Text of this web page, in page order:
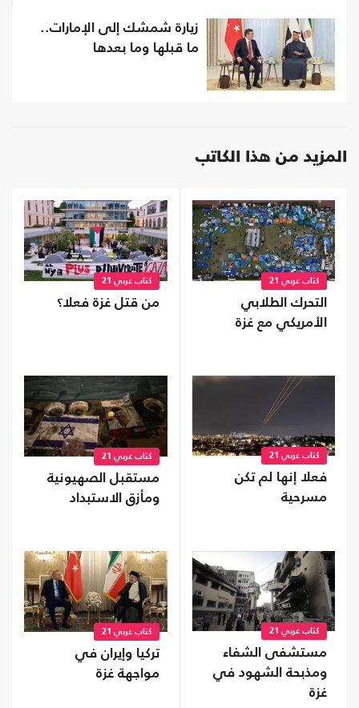
زيارة شمشك إلى الإمارات..
ما قبلها وما بعدها
المزيد من هذا الكاتب
كتاب عربي 21
التحرك الطلابي
الأمريكي مع غزة
كتاب عربي 21
من قتل غزة فعلا؟
كتاب عربي 21
فعلا إنها لم تكن
مسرحية
كتاب عربي 21
مستقبل الصهيونية
ومأزق الاستبداد
كتاب عربي 21
مستشفى الشفاء
ومذبحة الشهود في
غزة
كتاب عربي 21
تركيا وإيران في
مواجهة غزة